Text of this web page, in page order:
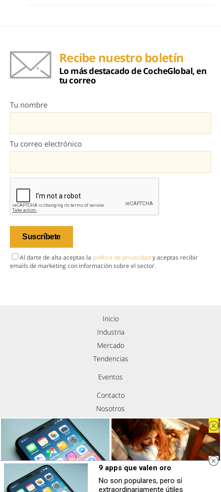
Recibe nuestro boletín
Lo más destacado de CocheGlobal, en
tu correo
Tu nombre
Tu correo electrónico
Al darte de alta aceptas la política de privacidady aceptas recibir
emails de marketing con información sobre el sector.
Inicio
Industria
Mercado
Tendencias
Eventos
Contacto
Nosotros
Política de privacidad
Aviso legal
Política de cookies
Síguenos
9 apps que valen oro Tu cuerpo pide descanso
9 apps que valen oro
No son populares, pero sí
extraordinariamente útiles